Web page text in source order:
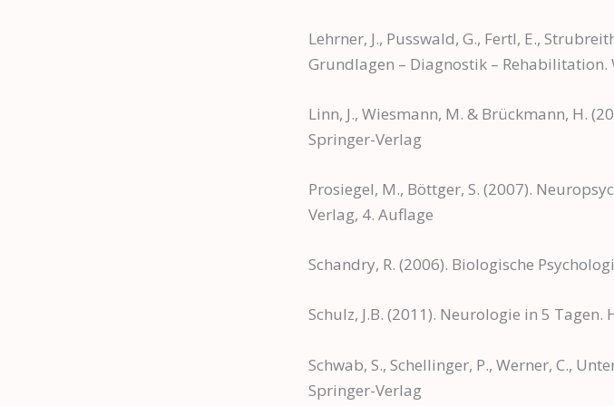
Lehrner, J., Pusswald, G., Fertl, E.,
Grundlagen – Diagnostik – Rehabilitation.
Linn, J., Wiesmann, M. & Brückmann, H.
Springer-Verlag
Prosiegel, M., Böttger, S. (2007).
Verlag, 4. Auflage
Schandry, R. (2006). Biologische
Schulz, J.B. (2011). Neurologie in 5
Schwab, S., Schellinger, P., Werner, C.,
Springer-Verlag